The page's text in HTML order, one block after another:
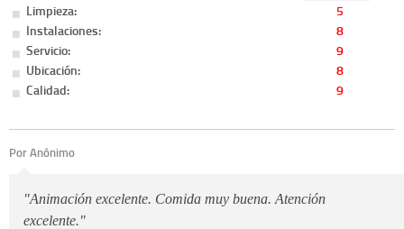
Limpieza:
5
Instalaciones:
8
Servicio:
9
Ubicación:
8
Calidad:
9
Por Anónimo
"Animación excelente. Comida muy buena. Atención
excelente."